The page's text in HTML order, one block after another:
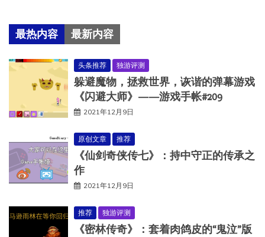
最热内容 最新内容
头条推荐 独游评测
躲避魔物，拯救世界，诙谐的弹幕游戏
《闪避大师》——游戏手帐#209
2021年12月9日
原创文章 推荐
《仙剑奇侠传七》：持中守正的传承之
作
2021年12月9日
推荐 独游评测
《密林传奇》：套着肉鸽皮的“鬼泣”版